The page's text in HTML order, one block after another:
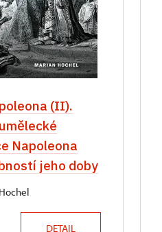
(II).
Napoleona
jeho doby
DETAIL